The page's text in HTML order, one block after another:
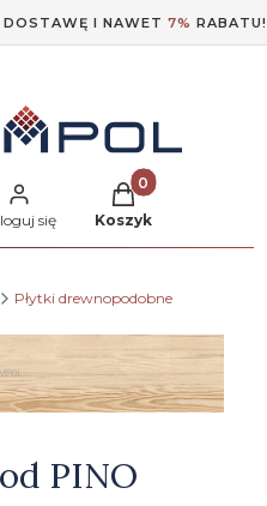
I NAWET 7% RABATU!
się
Produkty w
Koszyk
Płytki drewnopodobne
PINO